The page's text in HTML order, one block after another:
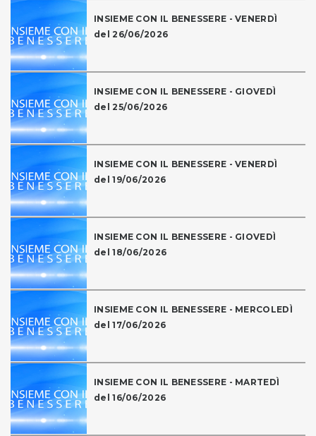
INSIEME CON IL BENESSERE - VENERDÌ
del 26/06/2026
INSIEME CON IL BENESSERE - GIOVEDÌ
del 25/06/2026
INSIEME CON IL BENESSERE - VENERDÌ
del 19/06/2026
INSIEME CON IL BENESSERE - GIOVEDÌ
del 18/06/2026
INSIEME CON IL BENESSERE - MERCOLEDÌ
del 17/06/2026
INSIEME CON IL BENESSERE - MARTEDÌ
del 16/06/2026